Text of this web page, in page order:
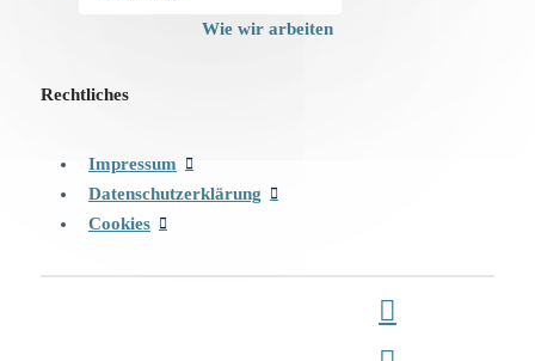
Wie wir arbeiten
Rechtliches
Impressum
Datenschutzerklärung
Cookies